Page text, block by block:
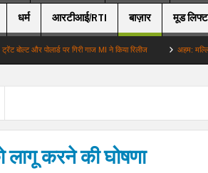
धर्म आरटीआई/RTI बाज़ार मूड
और पोलार्ड पर गिरी गाज MI ने किया रिलीज अहम: मल्लिका संग
करने की घोषणा